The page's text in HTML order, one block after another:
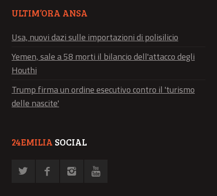
ULTIM’ORA ANSA
Usa, nuovi dazi sulle importazioni di polisilicio
Yemen, sale a 58 morti il bilancio dell'attacco degli
Houthi
Trump firma un ordine esecutivo contro il 'turismo
delle nascite'
24EMILIA SOCIAL